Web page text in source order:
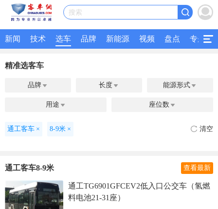
搜索
新闻 技术 选车 品牌 新能源 视频 盘点 专题
精准选客车
品牌  长度  能源形式 
用途  座位数 
通工客车 × 8-9米 × 清空
通工客车8-9米 查看最新
通工TG6901GFCEV2低入口公交车（氢燃
料电池21-31座）